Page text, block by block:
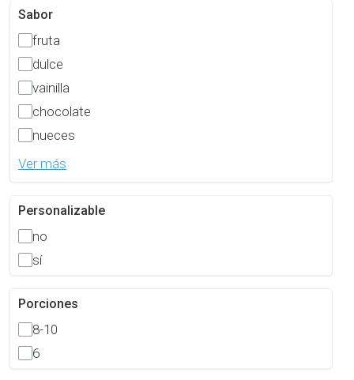
Sabor
fruta
dulce
vainilla
chocolate
nueces
Ver más
Personalizable
no
sí
Porciones
8-10
6